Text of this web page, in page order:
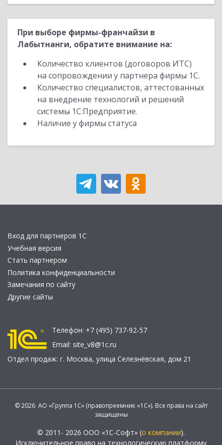
При выборе фирмы-франчайзи в
Лабытнанги, обратите внимание на:
Количество клиентов (договоров ИТС)
на сопровождении у партнера фирмы 1С.
Количество специалистов, аттестованных
на внедрение технологий и решений
системы 1С:Предприятие.
Наличие у фирмы статуса
Вход для партнеров 1С
Учебная версия
Стать партнером
Политика конфиденциальности
Замечания по сайту
Другие сайты
Телефон: +7 (495) 737-92-57
Email: site_v8@1c.ru
Отдел продаж: г. Москва, улица Селезнёвская, дом 21
© 2026 АО «Группа 1С» (правопреемник «1С»). Все права на сайт
защищены
© 2011- 2026 ООО «1С-Софт» (о компании).
Исключительное право на технологическую платформу